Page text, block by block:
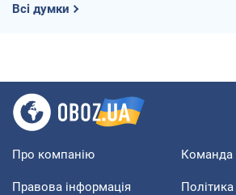
Всі думки
Про компанію Команда
Правова інформація